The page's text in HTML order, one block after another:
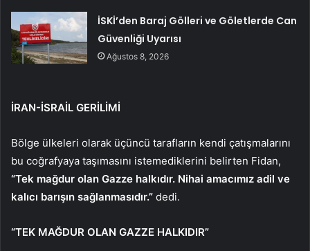
İSKİ’den Baraj Gölleri ve Göletlerde Can
Güvenliği Uyarısı
Ağustos 8, 2026
İRAN-İSRAİL GERİLİMİ
Bölge ülkeleri olarak üçüncü tarafların kendi çatışmalarını
bu coğrafyaya taşımasını istemediklerini belirten Fidan,
“Tek mağdur olan Gazze halkıdır. Nihai amacımız adil ve
kalıcı barışın sağlanmasıdır.” dedi.
“TEK MAĞDUR OLAN GAZZE HALKIDIR”